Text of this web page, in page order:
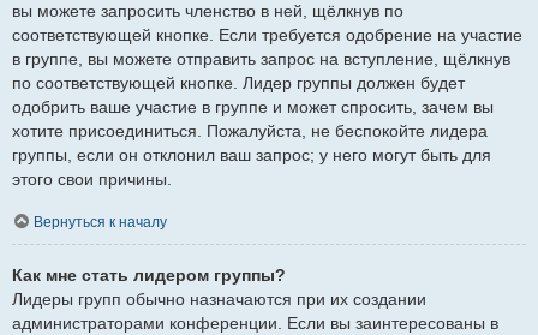
вы можете запросить членство в ней, щёлкнув по
соответствующей кнопке. Если требуется одобрение на участие
в группе, вы можете отправить запрос на вступление, щёлкнув
по соответствующей кнопке. Лидер группы должен будет
одобрить ваше участие в группе и может спросить, зачем вы
хотите присоединиться. Пожалуйста, не беспокойте лидера
группы, если он отклонил ваш запрос; у него могут быть для
этого свои причины.
Вернуться к началу
Как мне стать лидером группы?
Лидеры групп обычно назначаются при их создании
администраторами конференции. Если вы заинтересованы в